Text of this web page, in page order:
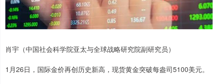
肖宇（中国社会科学院亚太与全球战略研究院副研究员）
1月26日，国际金价再创历史新高，现货黄金突破每盎司5100美元。